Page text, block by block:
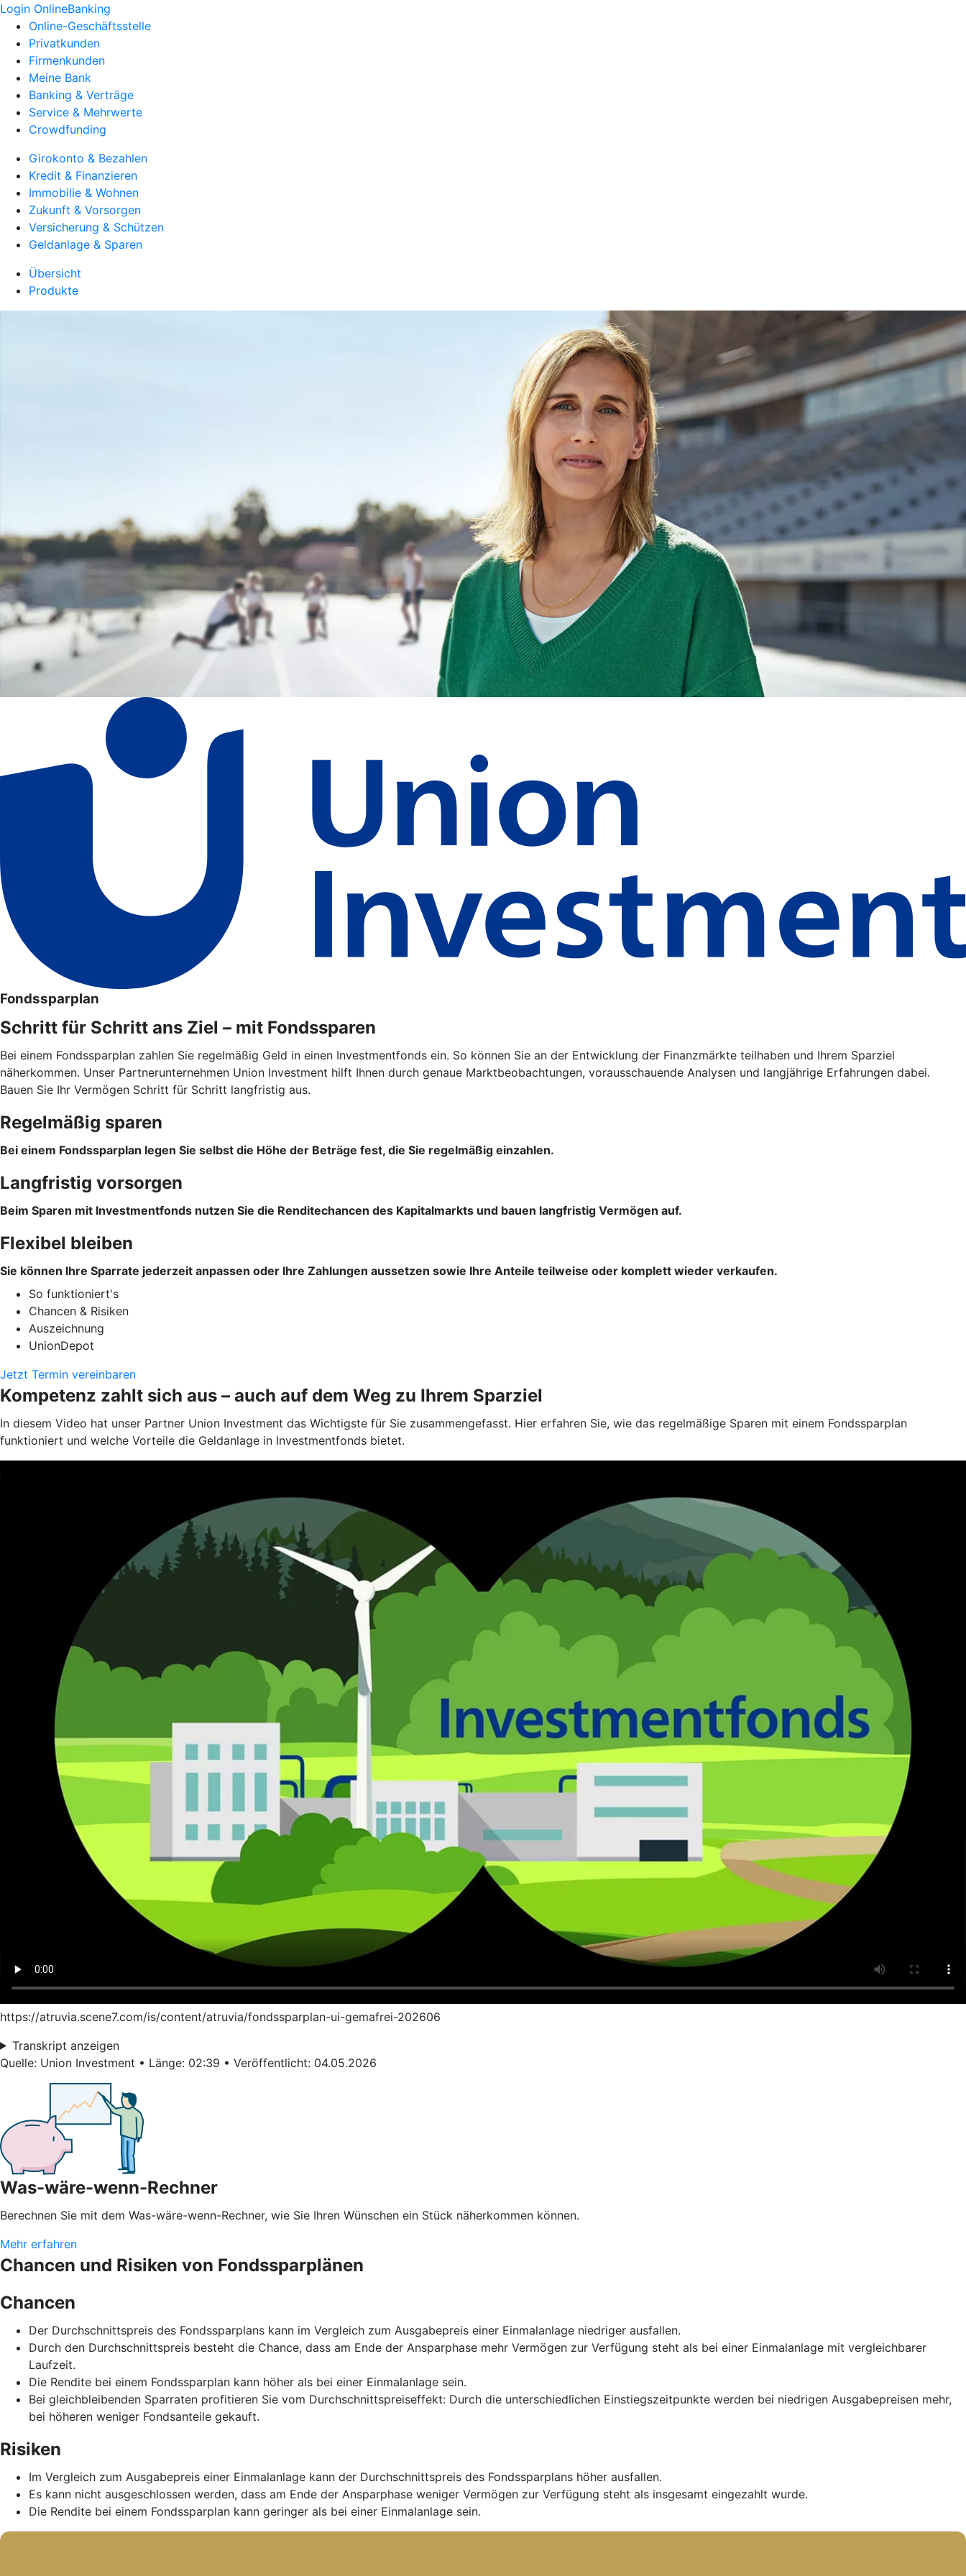
Login OnlineBanking
Online-Geschäftsstelle
Privatkunden
Firmenkunden
Meine Bank
Banking & Verträge
Service & Mehrwerte
Crowdfunding
Girokonto & Bezahlen
Kredit & Finanzieren
Immobilie & Wohnen
Zukunft & Vorsorgen
Versicherung & Schützen
Geldanlage & Sparen
Übersicht
Produkte
Fondssparplan
Schritt für Schritt ans Ziel – mit Fondssparen
Bei einem Fondssparplan zahlen Sie regelmäßig Geld in einen Investmentfonds ein. So können Sie an der Entwicklung der Finanzmärkte teilhaben und Ihrem Sparziel
näherkommen. Unser Partnerunternehmen Union Investment hilft Ihnen durch genaue Marktbeobachtungen, vorausschauende Analysen und langjährige Erfahrungen dabei.
Bauen Sie Ihr Vermögen Schritt für Schritt langfristig aus.
Regelmäßig sparen
Bei einem Fondssparplan legen Sie selbst die Höhe der Beträge fest, die Sie regelmäßig einzahlen.
Langfristig vorsorgen
Beim Sparen mit Investmentfonds nutzen Sie die Renditechancen des Kapitalmarkts und bauen langfristig Vermögen auf.
Flexibel bleiben
Sie können Ihre Sparrate jederzeit anpassen oder Ihre Zahlungen aussetzen sowie Ihre Anteile teilweise oder komplett wieder verkaufen.
So funktioniert's
Chancen & Risiken
Auszeichnung
UnionDepot
Jetzt Termin vereinbaren
Kompetenz zahlt sich aus – auch auf dem Weg zu Ihrem Sparziel
In diesem Video hat unser Partner Union Investment das Wichtigste für Sie zusammengefasst. Hier erfahren Sie, wie das regelmäßige Sparen mit einem Fondssparplan
funktioniert und welche Vorteile die Geldanlage in Investmentfonds bietet.
https://atruvia.scene7.com/is/content/atruvia/fondssparplan-ui-gemafrei-202606
Transkript anzeigen
Quelle: Union Investment • Länge: 02:39 • Veröffentlicht: 04.05.2026
Was-wäre-wenn-Rechner
Berechnen Sie mit dem Was-wäre-wenn-Rechner, wie Sie Ihren Wünschen ein Stück näherkommen können.
Mehr erfahren
Chancen und Risiken von Fondssparplänen
Chancen
Der Durchschnittspreis des Fondssparplans kann im Vergleich zum Ausgabepreis einer Einmalanlage niedriger ausfallen.
Durch den Durchschnittspreis besteht die Chance, dass am Ende der Ansparphase mehr Vermögen zur Verfügung steht als bei einer Einmalanlage mit vergleichbarer
Laufzeit.
Die Rendite bei einem Fondssparplan kann höher als bei einer Einmalanlage sein.
Bei gleichbleibenden Sparraten profitieren Sie vom Durchschnittspreiseffekt: Durch die unterschiedlichen Einstiegszeitpunkte werden bei niedrigen Ausgabepreisen mehr,
bei höheren weniger Fondsanteile gekauft.
Risiken
Im Vergleich zum Ausgabepreis einer Einmalanlage kann der Durchschnittspreis des Fondssparplans höher ausfallen.
Es kann nicht ausgeschlossen werden, dass am Ende der Ansparphase weniger Vermögen zur Verfügung steht als insgesamt eingezahlt wurde.
Die Rendite bei einem Fondssparplan kann geringer als bei einer Einmalanlage sein.